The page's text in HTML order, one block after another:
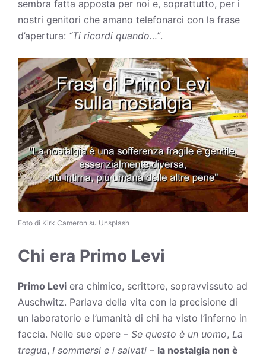
sembra fatta apposta per noi e, soprattutto, per i
nostri genitori che amano telefonarci con la frase
d’apertura: “Ti ricordi quando…”.
Foto di Kirk Cameron su Unsplash
Chi era Primo Levi
Primo Levi era chimico, scrittore, sopravvissuto ad
Auschwitz. Parlava della vita con la precisione di
un laboratorio e l’umanità di chi ha visto l’inferno in
faccia. Nelle sue opere – Se questo è un uomo, La
tregua, I sommersi e i salvati – la nostalgia non è